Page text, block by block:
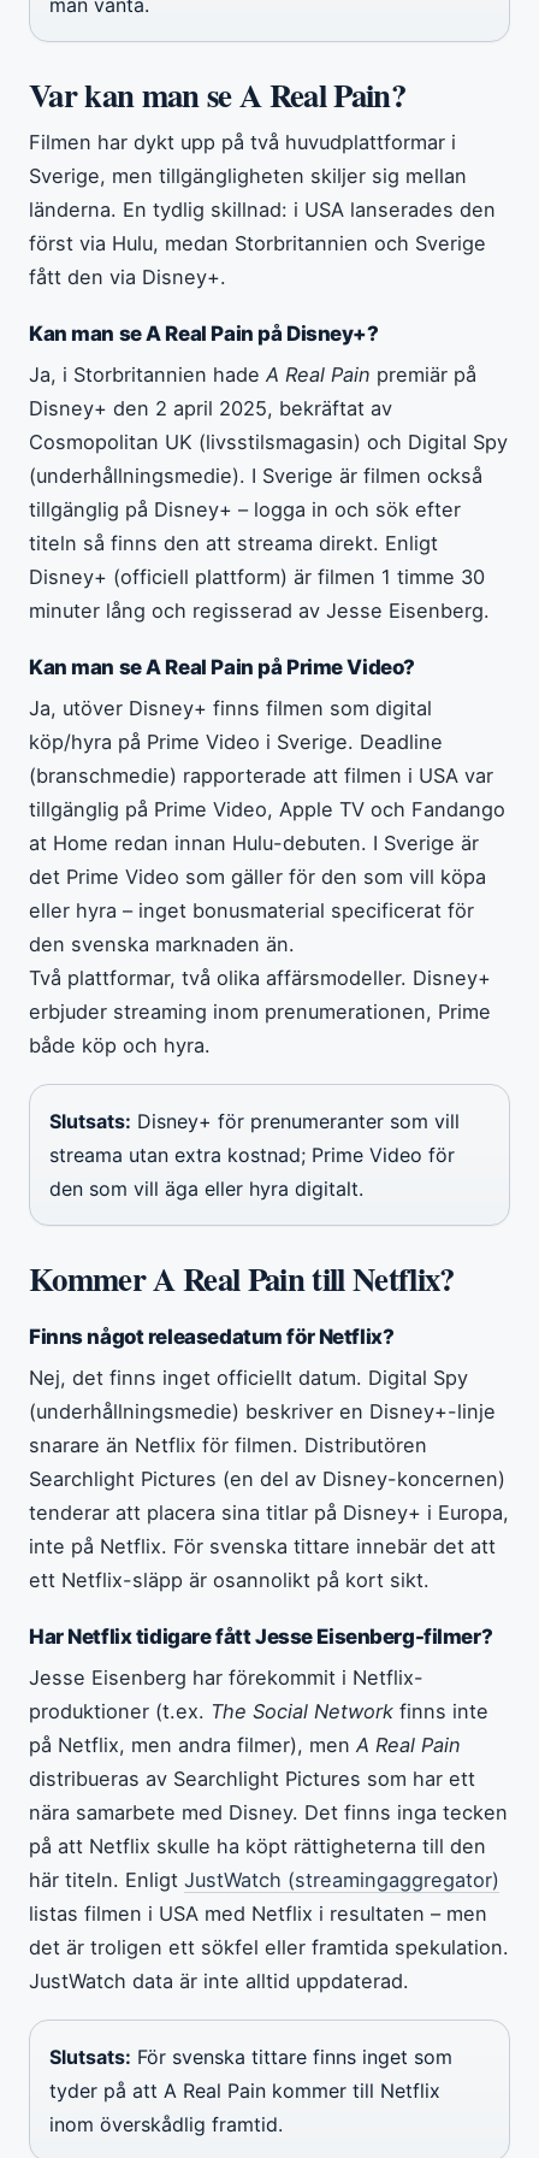
Var kan man se A Real Pain?
Filmen har dykt upp på två huvudplattformar i
Sverige, men tillgängligheten skiljer sig mellan
länderna. En tydlig skillnad: i USA lanserades den
först via Hulu, medan Storbritannien och Sverige
fått den via Disney+.
Kan man se A Real Pain på Disney+?
Ja, i Storbritannien hade A Real Pain premiär på
Disney+ den 2 april 2025, bekräftat av
Cosmopolitan UK (livsstilsmagasin) och Digital Spy
(underhållningsmedie). I Sverige är filmen också
tillgänglig på Disney+ – logga in och sök efter
titeln så finns den att streama direkt. Enligt
Disney+ (officiell plattform) är filmen 1 timme 30
minuter lång och regisserad av Jesse Eisenberg.
Kan man se A Real Pain på Prime Video?
Ja, utöver Disney+ finns filmen som digital
köp/hyra på Prime Video i Sverige. Deadline
(branschmedie) rapporterade att filmen i USA var
tillgänglig på Prime Video, Apple TV och Fandango
at Home redan innan Hulu-debuten. I Sverige är
det Prime Video som gäller för den som vill köpa
eller hyra – inget bonusmaterial specificerat för
den svenska marknaden än.
Två plattformar, två olika affärsmodeller. Disney+
erbjuder streaming inom prenumerationen, Prime
både köp och hyra.
Slutsats: Disney+ för prenumeranter som vill
streama utan extra kostnad; Prime Video för
den som vill äga eller hyra digitalt.
Kommer A Real Pain till Netflix?
Finns något releasedatum för Netflix?
Nej, det finns inget officiellt datum. Digital Spy
(underhållningsmedie) beskriver en Disney+-linje
snarare än Netflix för filmen. Distributören
Searchlight Pictures (en del av Disney-koncernen)
tenderar att placera sina titlar på Disney+ i Europa,
inte på Netflix. För svenska tittare innebär det att
ett Netflix-släpp är osannolikt på kort sikt.
Har Netflix tidigare fått Jesse Eisenberg-filmer?
Jesse Eisenberg har förekommit i Netflix-
produktioner (t.ex. The Social Network finns inte
på Netflix, men andra filmer), men A Real Pain
distribueras av Searchlight Pictures som har ett
nära samarbete med Disney. Det finns inga tecken
på att Netflix skulle ha köpt rättigheterna till den
här titeln. Enligt JustWatch (streamingaggregator)
listas filmen i USA med Netflix i resultaten – men
det är troligen ett sökfel eller framtida spekulation.
JustWatch data är inte alltid uppdaterad.
Slutsats: För svenska tittare finns inget som
tyder på att A Real Pain kommer till Netflix
inom överskådlig framtid.